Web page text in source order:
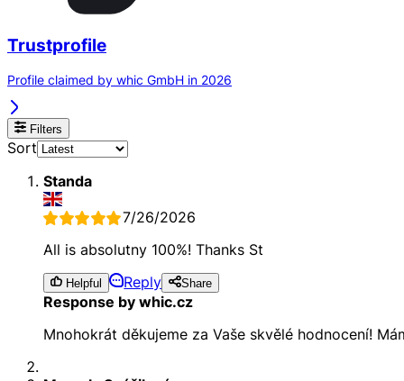
Trustprofile
Profile claimed by whic GmbH in 2026
Filters
Sort
Standa
7/26/2026
All is absolutny 100%! Thanks St
Helpful Reply Share
Response by whic.cz
Mnohokrát děkujeme za Vaše skvělé hodnocení!